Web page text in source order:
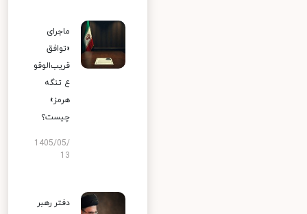
ماجرای
«توافق
قریب‌الوقو
ع تنگه
هرمز»
چیست؟
1405/05/
13
دفتر رهبر